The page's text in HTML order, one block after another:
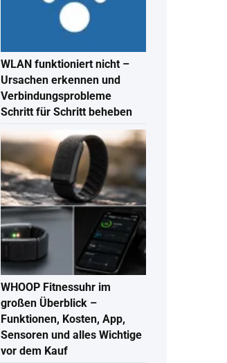
WLAN funktioniert nicht –
Ursachen erkennen und
Verbindungsprobleme
Schritt für Schritt beheben
WHOOP Fitnessuhr im
großen Überblick –
Funktionen, Kosten, App,
Sensoren und alles Wichtige
vor dem Kauf